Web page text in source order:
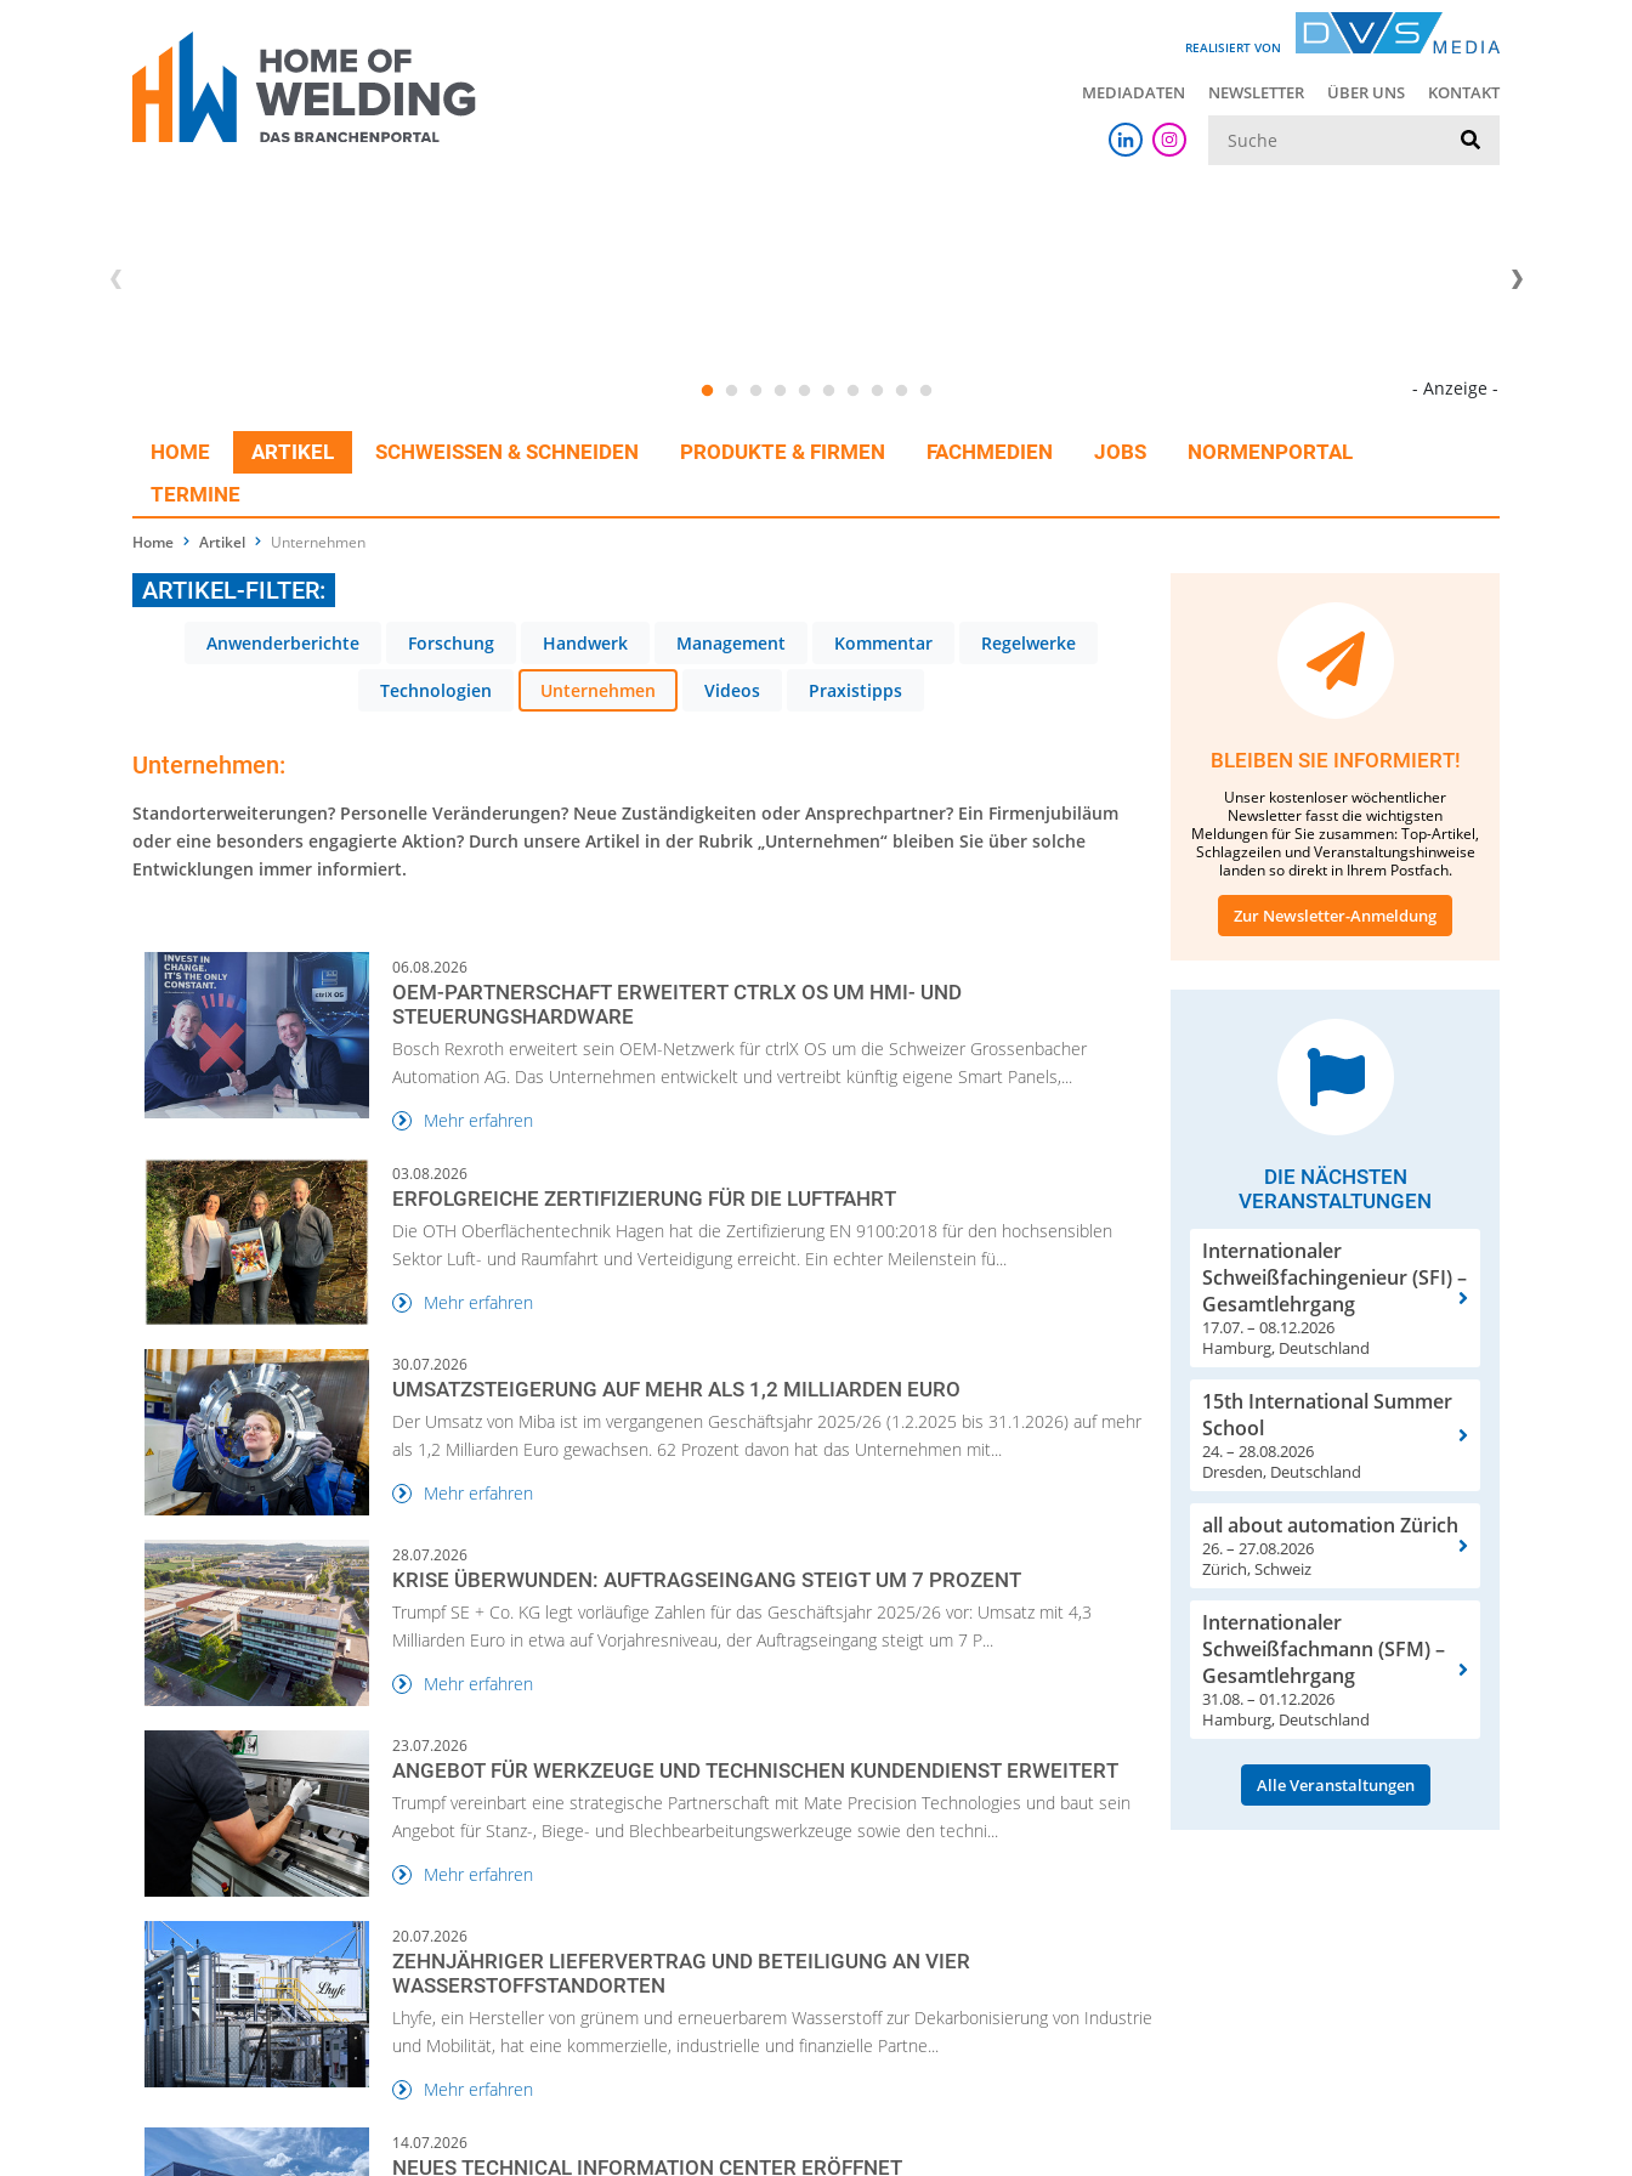
REALISIERT VON
MEDIADATEN NEWSLETTER ÜBER UNS KONTAKT
- Anzeige -
HOME ARTIKEL SCHWEISSEN & SCHNEIDEN PRODUKTE & FIRMEN FACHMEDIEN JOBS
NORMENPORTAL
TERMINE
Home Artikel Unternehmen
ARTIKEL-FILTER:
Anwenderberichte Forschung Handwerk Management Kommentar Regelwerke
Technologien Unternehmen Videos Praxistipps
Unternehmen:
Standorterweiterungen? Personelle Veränderungen? Neue Zuständigkeiten oder Ansprechpartner? Ein Firmenjubiläum
oder eine besonders engagierte Aktion? Durch unsere Artikel in der Rubrik „Unternehmen“ bleiben Sie über solche
Entwicklungen immer informiert.
06.08.2026
OEM-PARTNERSCHAFT ERWEITERT CTRLX OS UM HMI- UND
STEUERUNGSHARDWARE
Bosch Rexroth erweitert sein OEM-Netzwerk für ctrlX OS um die Schweizer Grossenbacher
Automation AG. Das Unternehmen entwickelt und vertreibt künftig eigene Smart Panels,...
Mehr erfahren
03.08.2026
ERFOLGREICHE ZERTIFIZIERUNG FÜR DIE LUFTFAHRT
Die OTH Oberflächentechnik Hagen hat die Zertifizierung EN 9100:2018 für den hochsensiblen
Sektor Luft- und Raumfahrt und Verteidigung erreicht. Ein echter Meilenstein fü...
Mehr erfahren
30.07.2026
UMSATZSTEIGERUNG AUF MEHR ALS 1,2 MILLIARDEN EURO
Der Umsatz von Miba ist im vergangenen Geschäftsjahr 2025/26 (1.2.2025 bis 31.1.2026) auf mehr
als 1,2 Milliarden Euro gewachsen. 62 Prozent davon hat das Unternehmen mit...
Mehr erfahren
28.07.2026
KRISE ÜBERWUNDEN: AUFTRAGSEINGANG STEIGT UM 7 PROZENT
Trumpf SE + Co. KG legt vorläufige Zahlen für das Geschäftsjahr 2025/26 vor: Umsatz mit 4,3
Milliarden Euro in etwa auf Vorjahresniveau, der Auftragseingang steigt um 7 P...
Mehr erfahren
23.07.2026
ANGEBOT FÜR WERKZEUGE UND TECHNISCHEN KUNDENDIENST ERWEITERT
Trumpf vereinbart eine strategische Partnerschaft mit Mate Precision Technologies und baut sein
Angebot für Stanz-, Biege- und Blechbearbeitungswerkzeuge sowie den techni...
Mehr erfahren
20.07.2026
ZEHNJÄHRIGER LIEFERVERTRAG UND BETEILIGUNG AN VIER
WASSERSTOFFSTANDORTEN
Lhyfe, ein Hersteller von grünem und erneuerbarem Wasserstoff zur Dekarbonisierung von Industrie
und Mobilität, hat eine kommerzielle, industrielle und finanzielle Partne...
Mehr erfahren
14.07.2026
NEUES TECHNICAL INFORMATION CENTER ERÖFFNET
BLEIBEN SIE INFORMIERT!
Unser kostenloser wöchentlicher
Newsletter fasst die wichtigsten
Meldungen für Sie zusammen: Top-Artikel,
Schlagzeilen und Veranstaltungshinweise
landen so direkt in Ihrem Postfach.
Zur Newsletter-Anmeldung
DIE NÄCHSTEN
VERANSTALTUNGEN
Internationaler
Schweißfachingenieur (SFI) –
Gesamtlehrgang
17.07. – 08.12.2026
Hamburg, Deutschland
15th International Summer
School
24. – 28.08.2026
Dresden, Deutschland
all about automation Zürich
26. – 27.08.2026
Zürich, Schweiz
Internationaler
Schweißfachmann (SFM) –
Gesamtlehrgang
31.08. – 01.12.2026
Hamburg, Deutschland
Alle Veranstaltungen